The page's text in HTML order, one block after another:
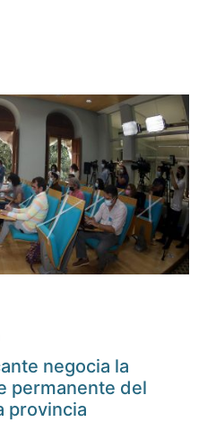
negocia la
permanente del
provincia